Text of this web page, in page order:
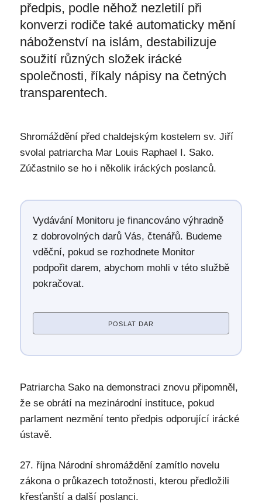
předpis, podle něhož nezletilí při
konverzi rodiče také automaticky mění
náboženství na islám, destabilizuje
soužití různých složek irácké
společnosti, říkaly nápisy na četných
transparentech.
Shromáždění před chaldejským kostelem sv. Jiří
svolal patriarcha Mar Louis Raphael I. Sako.
Zúčastnilo se ho i několik iráckých poslanců.
Vydávání Monitoru je financováno výhradně
z dobrovolných darů Vás, čtenářů. Budeme
vděční, pokud se rozhodnete Monitor
podpořit darem, abychom mohli v této službě
pokračovat.
POSLAT DAR
Patriarcha Sako na demonstraci znovu připomněl,
že se obrátí na mezinárodní instituce, pokud
parlament nezmění tento předpis odporující irácké
ústavě.
27. října Národní shromáždění zamítlo novelu
zákona o průkazech totožnosti, kterou předložili
křesťanští a další poslanci.